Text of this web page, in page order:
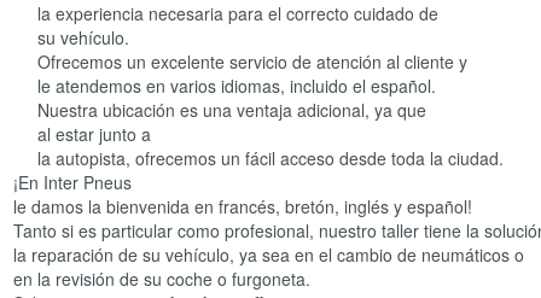
la experiencia necesaria para el correcto cuidado de
su vehículo.
Ofrecemos un excelente servicio de atención al cliente y
le atendemos en varios idiomas, incluido el español.
Nuestra ubicación es una ventaja adicional, ya que
al estar junto a
la autopista, ofrecemos un fácil acceso desde toda la ciudad.
¡En Inter Pneus
le damos la bienvenida en francés, bretón, inglés y español!
Tanto si es particular como profesional, nuestro taller tiene la
la reparación de su vehículo, ya sea en el cambio de neumáticos o
en la revisión de su coche o furgoneta.